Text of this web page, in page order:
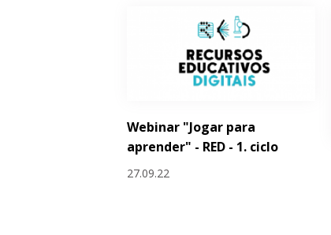
Webinar "Jogar para
aprender" - RED - 1. ciclo
27.09.22